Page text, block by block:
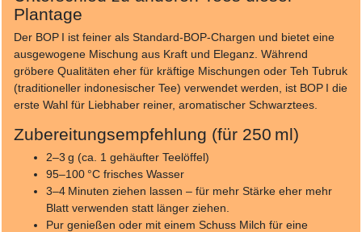
Plantage
Der BOP I ist feiner als Standard-BOP-Chargen und bietet eine
ausgewogene Mischung aus Kraft und Eleganz. Während
gröbere Qualitäten eher für kräftige Mischungen oder Teh Tubruk
(traditioneller indonesischer Tee) verwendet werden, ist BOP I die
erste Wahl für Liebhaber reiner, aromatischer Schwarztees.
Zubereitungsempfehlung (für 250 ml)
2–3 g (ca. 1 gehäufter Teelöffel)
95–100 °C frisches Wasser
3–4 Minuten ziehen lassen – für mehr Stärke eher mehr
Blatt verwenden statt länger ziehen.
Pur genießen oder mit einem Schuss Milch für eine